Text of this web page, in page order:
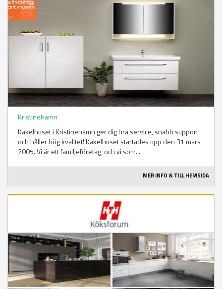
Kristinehamn
Kakelhuset i Kristinehamn ger dig bra service, snabb support
och håller hög kvalitet! Kakelhuset startades upp den 31 mars
2005. Vi är ett familjeföretag, och vi som...
MER INFO & TILL HEMSIDA